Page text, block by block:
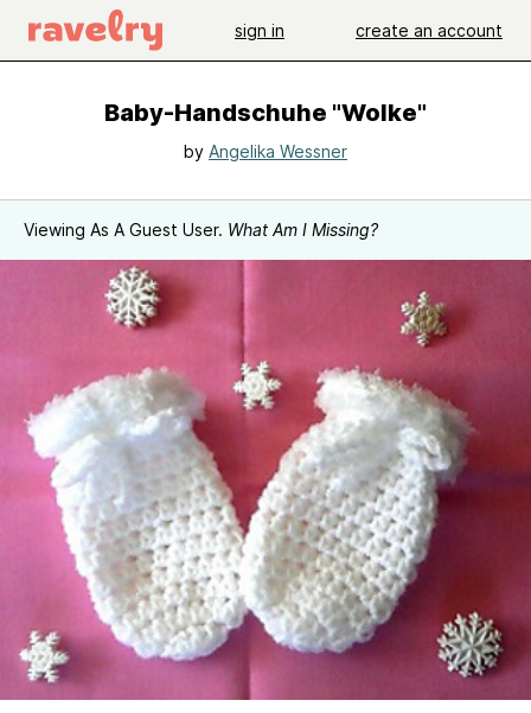
sign in create an account
Baby-Handschuhe "Wolke"
by Angelika Wessner
Viewing As A Guest User. What Am I Missing?